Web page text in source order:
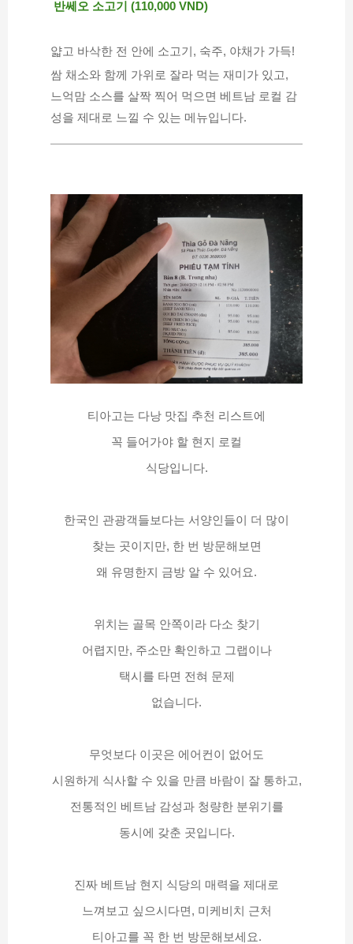
반쎄오 소고기 (110,000 VND)
얇고 바삭한 전 안에 소고기, 숙주, 야채가 가득!
쌈 채소와 함께 가위로 잘라 먹는 재미가 있고,
느억맘 소스를 살짝 찍어 먹으면 베트남 로컬 감
성을 제대로 느낄 수 있는 메뉴입니다.
티아고는 다낭 맛집 추천 리스트에
꼭 들어가야 할 현지 로컬
식당입니다.
한국인 관광객들보다는 서양인들이 더 많이
찾는 곳이지만, 한 번 방문해보면
왜 유명한지 금방 알 수 있어요.
위치는 골목 안쪽이라 다소 찾기
어렵지만, 주소만 확인하고 그랩이나
택시를 타면 전혀 문제
없습니다.
무엇보다 이곳은 에어컨이 없어도
시원하게 식사할 수 있을 만큼 바람이 잘 통하고,
전통적인 베트남 감성과 청량한 분위기를
동시에 갖춘 곳입니다.
진짜 베트남 현지 식당의 매력을 제대로
느껴보고 싶으시다면, 미케비치 근처
티아고를 꼭 한 번 방문해보세요.